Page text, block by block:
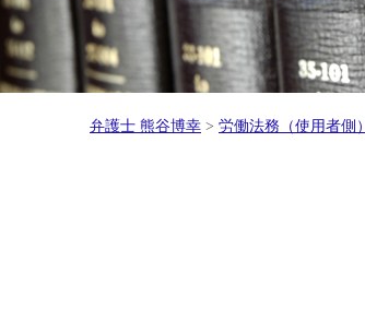
弁護士 熊谷博幸 > 労働法務（使用者側）